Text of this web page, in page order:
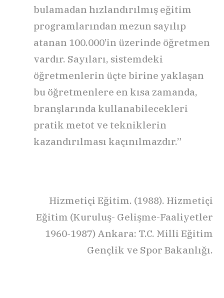
bulamadan hızlandırılmış eğitim
programlarından mezun sayılıp
atanan 100.000’in üzerinde öğretmen
vardır. Sayıları, sistemdeki
öğretmenlerin üçte birine yaklaşan
bu öğretmenlere en kısa zamanda,
branşlarında kullanabilecekleri
pratik metot ve tekniklerin
kazandırılması kaçınılmazdır.”
Hizmetiçi Eğitim. (1988). Hizmetiçi
Eğitim (Kuruluş- Gelişme-Faaliyetler
1960-1987) Ankara: T.C. Milli Eğitim
Gençlik ve Spor Bakanlığı.